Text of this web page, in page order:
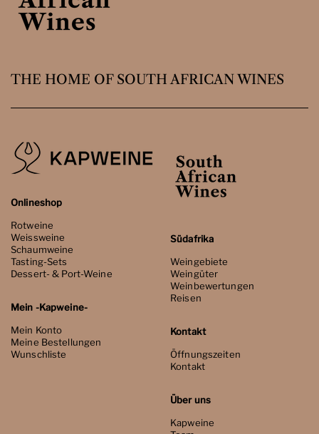
THE HOME OF SOUTH AFRICAN WINES
Onlineshop
Rotweine
Weissweine
Schaumweine
Tasting-Sets
Dessert- & Port-Weine
Mein -Kapweine-
Mein Konto
Meine Bestellungen
Wunschliste
Südafrika
Weingebiete
Weingüter
Weinbewertungen
Reisen
Kontakt
Öffnungszeiten
Kontakt
Über uns
Kapweine